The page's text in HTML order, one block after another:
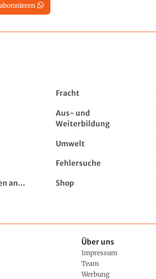
Fracht
Aus- und
Weiterbildung
Umwelt
Fehlersuche
an... Shop
Über uns
Impressum
Team
Werbung